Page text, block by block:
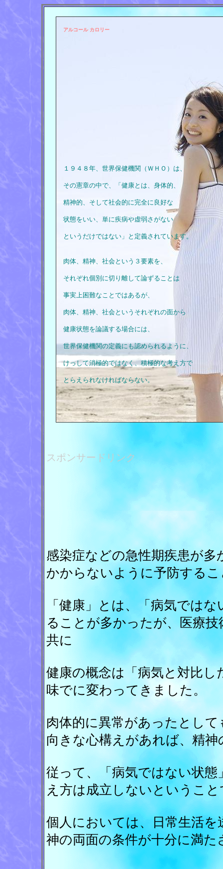
アルコール カロリー
１９４８年、世界保健機関（ＷＨＯ）は、
その憲章の中で、「健康とは、身体的、
精神的、そして社会的に完全に良好な
状態をいい、単に疾病や虚弱さがない
というだけではない」と定義されています。
肉体、精神、社会という３要素を、
それぞれ個別に切り離して論ずることは
事実上困難なことではあるが、
肉体、精神、社会というそれぞれの面から
健康状態を論議する場合には、
世界保健機関の定義にも認められるように、
けっして消極的ではなく、積極的な考え方で
とらえられなければならない。
スポンサードリンク
感染症などの急性期疾患が
かからないように予防する
「健康」とは、「病気では
ることが多かったが、医療
共に
健康の概念は「病気と対比
味でに変わってきました。
肉体的に異常があったとし
向きな心構えがあれば、精
従って、「病気ではない状
え方は成立しないというこ
個人においては、日常生活
神の両面の条件が十分に満